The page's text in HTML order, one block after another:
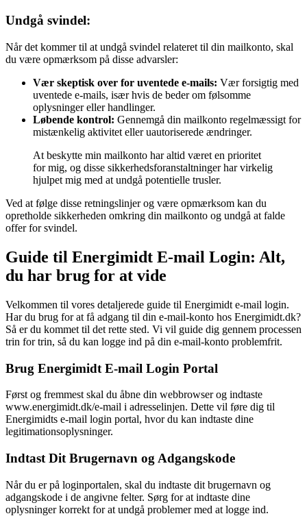
Undgå svindel:
Når det kommer til at undgå svindel relateret til din mailkonto, skal
du være opmærksom på disse advarsler:
Vær skeptisk over for uventede e-mails: Vær forsigtig med
uventede e-mails, især hvis de beder om følsomme
oplysninger eller handlinger.
Løbende kontrol: Gennemgå din mailkonto regelmæssigt for
mistænkelig aktivitet eller uautoriserede ændringer.
At beskytte min mailkonto har altid været en prioritet
for mig, og disse sikkerhedsforanstaltninger har virkelig
hjulpet mig med at undgå potentielle trusler.
Ved at følge disse retningslinjer og være opmærksom kan du
opretholde sikkerheden omkring din mailkonto og undgå at falde
offer for svindel.
Guide til Energimidt E-mail Login: Alt,
du har brug for at vide
Velkommen til vores detaljerede guide til Energimidt e-mail login.
Har du brug for at få adgang til din e-mail-konto hos Energimidt.dk?
Så er du kommet til det rette sted. Vi vil guide dig gennem processen
trin for trin, så du kan logge ind på din e-mail-konto problemfrit.
Brug Energimidt E-mail Login Portal
Først og fremmest skal du åbne din webbrowser og indtaste
www.energimidt.dk/e-mail i adresselinjen. Dette vil føre dig til
Energimidts e-mail login portal, hvor du kan indtaste dine
legitimationsoplysninger.
Indtast Dit Brugernavn og Adgangskode
Når du er på loginportalen, skal du indtaste dit brugernavn og
adgangskode i de angivne felter. Sørg for at indtaste dine
oplysninger korrekt for at undgå problemer med at logge ind.